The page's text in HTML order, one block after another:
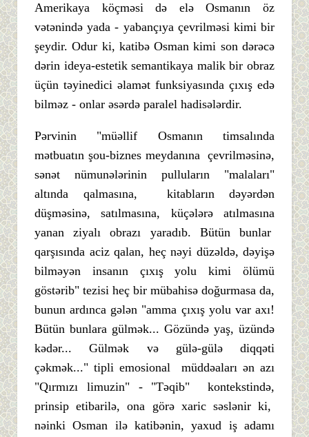
Amerikaya köçməsi də elə Osmanın öz
vətənində yada - yabançıya çevrilməsi kimi bir
şeydir. Odur ki, katibə Osman kimi son dərəcə
dərin ideya-estetik semantikaya malik bir obraz
üçün təyinedici əlamət funksiyasında çıxış edə
bilməz - onlar əsərdə paralel hadisələrdir.
Pərvinin "müəllif Osmanın timsalında
mətbuatın şou-biznes meydanına çevrilməsinə,
sənət nümunələrinin pulluların "malaları"
altında qalmasına, kitabların dəyərdən
düşməsinə, satılmasına, küçələrə atılmasına
yanan ziyalı obrazı yaradıb. Bütün bunlar
qarşısında aciz qalan, heç nəyi düzəldə, dəyişə
bilməyən insanın çıxış yolu kimi ölümü
göstərib" tezisi heç bir mübahisə doğurmasa da,
bunun ardınca gələn "amma çıxış yolu var axı!
Bütün bunlara gülmək... Gözündə yaş, üzündə
kədər... Gülmək və gülə-gülə diqqəti
çəkmək..." tipli emosional müddəaları ən azı
"Qırmızı limuzin" - "Təqib" kontekstində,
prinsip etibarilə, ona görə xaric səslənir ki,
nəinki Osman ilə katibənin, yaxud iş adamı